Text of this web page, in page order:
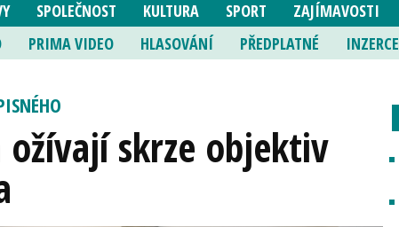
SPOLEČNOST KULTURA SPORT ZAJÍMAVOSTI
PRIMA VIDEO HLASOVÁNÍ PŘEDPLATNÉ INZERCE
ožívají skrze objektiv